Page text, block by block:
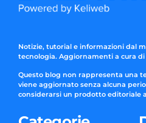
Notizie, tutorial e informazioni dal
tecnologia. Aggiornamenti a cura di
Questo blog non rappresenta una
viene aggiornato senza alcuna
considerarsi un prodotto editoriale